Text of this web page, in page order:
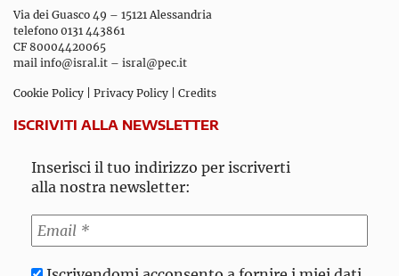
Via dei Guasco 49 – 15121 Alessandria
telefono 0131 443861
CF 80004420065
mail info@isral.it – isral@pec.it
Cookie Policy Privacy Policy Credits
ISCRIVITI ALLA NEWSLETTER
Inserisci il tuo indirizzo per iscriverti
alla nostra newsletter: